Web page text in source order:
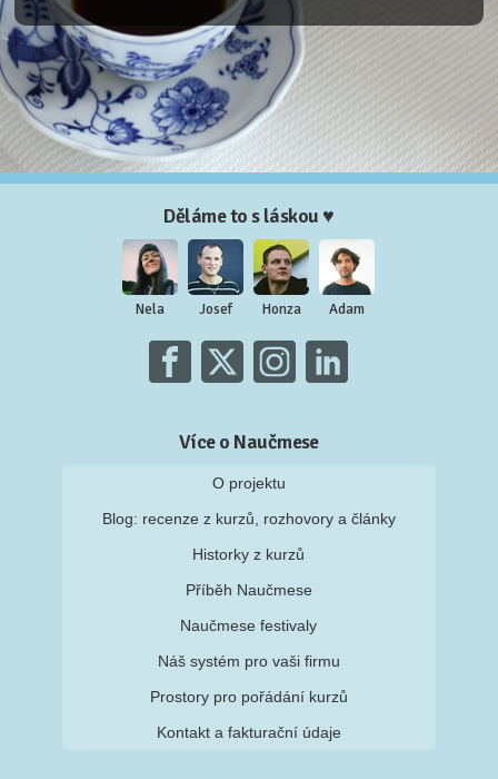
Děláme to s láskou ♥
Nela Josef Honza Adam
Více o Naučmese
O projektu
Blog: recenze z kurzů, rozhovory a články
Historky z kurzů
Příběh Naučmese
Naučmese festivaly
Náš systém pro vaši firmu
Prostory pro pořádání kurzů
Kontakt a fakturační údaje